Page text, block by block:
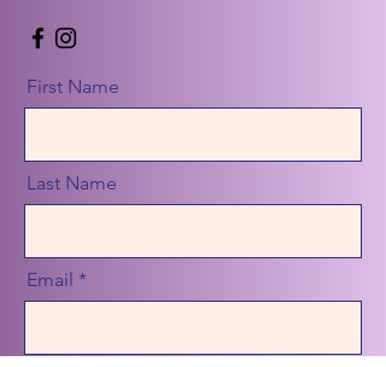
First Name
Last Name
Email